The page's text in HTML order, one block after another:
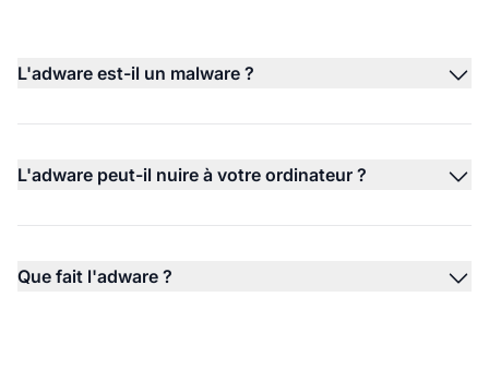
L'adware est-il un malware ?
L'adware peut-il nuire à votre ordinateur ?
Que fait l'adware ?